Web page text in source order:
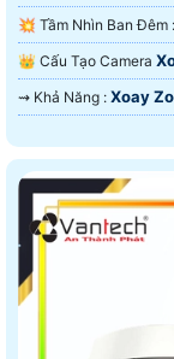
💥 Tầm Nhìn Ban Đêm :
👑 Cấu Tạo Camera
️⇝ Khả Năng : Xoay